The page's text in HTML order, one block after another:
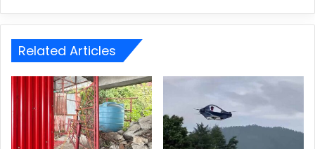
Related Articles